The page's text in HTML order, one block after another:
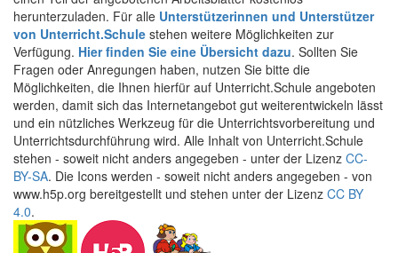
herunterzuladen. Für alle Unterstützerinnen und Unterstützer
von Unterricht.Schule stehen weitere Möglichkeiten zur
Verfügung. Hier finden Sie eine Übersicht dazu. Sollten Sie
Fragen oder Anregungen haben, nutzen Sie bitte die
Möglichkeiten, die Ihnen hierfür auf Unterricht.Schule angeboten
werden, damit sich das Internetangebot gut weiterentwickeln lässt
und ein nützliches Werkzeug für die Unterrichtsvorbereitung und
Unterrichtsdurchführung wird. Alle Inhalt von Unterricht.Schule
stehen - soweit nicht anders angegeben - unter der Lizenz CC-
BY-SA. Die Icons werden - soweit nicht anders angegeben - von
www.h5p.org bereitgestellt und stehen unter der Lizenz CC BY
4.0.